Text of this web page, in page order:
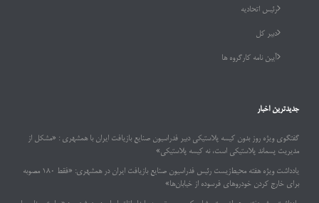
رئیس اتحادیه
دبیر کل
آیین نامه کارگروه ها
جدیدترین اخبار
گفتگوی ویژه روز بدون کیسه پلاستیکی دبیر فدراسیون صنایع بازیافت ایران با همشهری : «مشکل از
مدیریت پسماند پلاستیکی است، نه کیسه پلاستیکی»
یادداشت ویژه هفته محیط‌زیست رئیس فدراسیون صنایع بازیافت ایران در همشهری: «فقط ۱۸۰ مصوبه
برای خارج کردن خودروهای فرسوده از خیابان‌ها»